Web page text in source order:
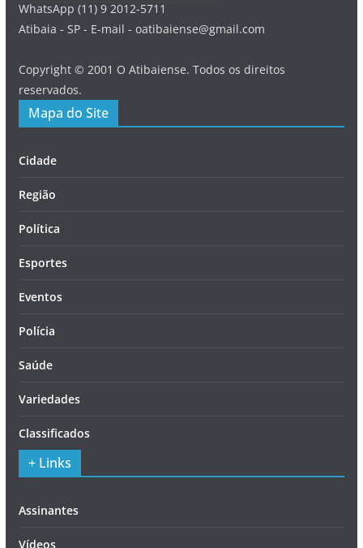
WhatsApp (11) 9 2012-5711
Atibaia - SP - E-mail - oatibaiense@gmail.com
Copyright © 2001 O Atibaiense. Todos os direitos
reservados.
Mapa do Site
Cidade
Região
Política
Esportes
Eventos
Polícia
Saúde
Variedades
Classificados
+ Links
Assinantes
Vídeos